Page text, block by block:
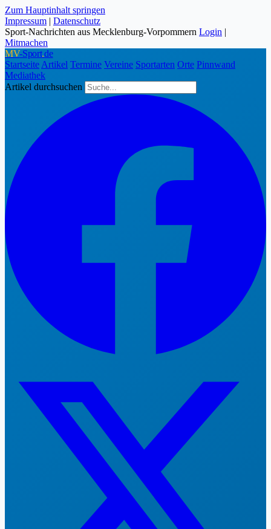
Zum Hauptinhalt springen
Impressum | Datenschutz
Sport-Nachrichten aus Mecklenburg-Vorpommern Login |
Mitmachen
MV-Sport.de
Startseite Artikel Termine Vereine Sportarten Orte Pinnwand
Mediathek
Artikel durchsuchen